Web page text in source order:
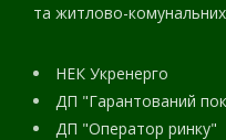
та житлово-
НЕК Укренерго
ДП "Гарантований
ДП "Оператор ринку"